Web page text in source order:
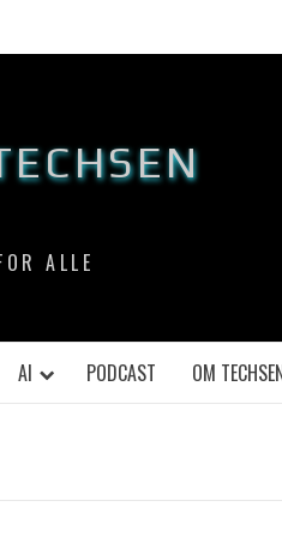
ALLE
AI PODCAST OM